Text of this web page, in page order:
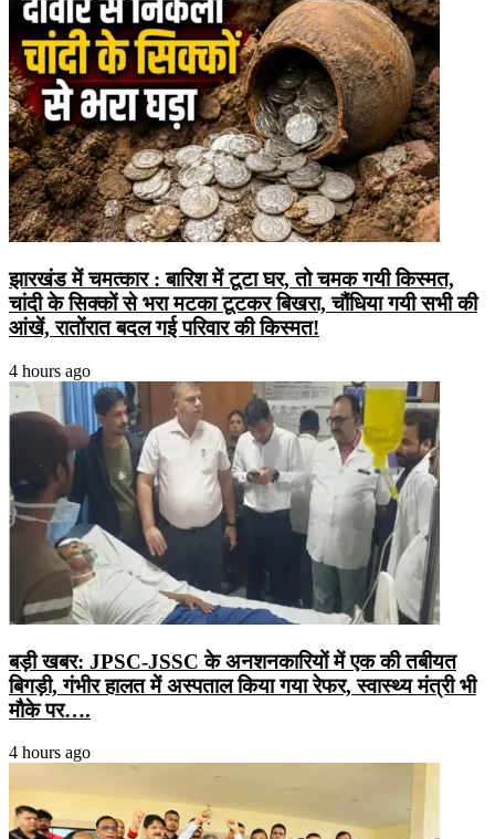
झारखंड में चमत्कार : बारिश में टूटा घर, तो चमक गयी किस्मत,
चांदी के सिक्कों से भरा मटका टूटकर बिखरा, चौंधिया गयी सभी की
आंखें, रातोंरात बदल गई परिवार की किस्मत!
4 hours ago
बड़ी खबर: JPSC-JSSC के अनशनकारियों में एक की तबीयत
बिगड़ी, गंभीर हालत में अस्पताल किया गया रेफर, स्वास्थ्य मंत्री भी
मौके पर….
4 hours ago